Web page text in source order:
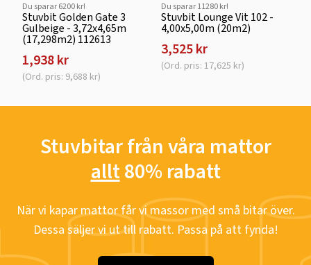
Du sparar 6200 kr!
Stuvbit Golden Gate 3
Gulbeige - 3,72x4,65m
(17,298m2) 112613
1,938 kr
(Ord. pris: 9,688 kr)
Du sparar 11280 kr!
Stuvbit Lounge Vit 102 -
4,00x5,00m (20m2)
3,525 kr
(Ord. pris: 17,625 kr)
Stuvbitar från våra mattor
allt80% rabatt
När vi kapar mattor får vi massor med små bitar över.
Dessa säljer vi ut till rabatt. Passa på att fynda!